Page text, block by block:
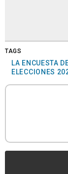
TAGS
LA ENCUESTA
ELECCIONES